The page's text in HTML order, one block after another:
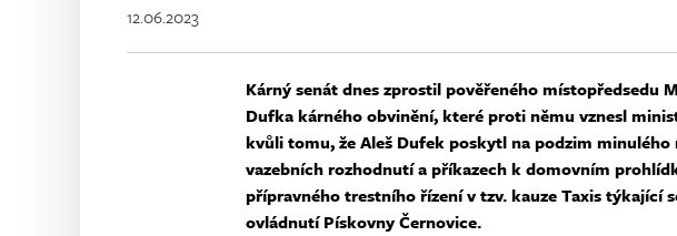
12.06.2023
Kárný senát dnes zprostil pověřeného místopředsedu
Dufka kárného obvinění, které proti němu vznesl
kvůli tomu, že Aleš Dufek poskytl na podzim
vazebních rozhodnutí a příkazech k domovním
přípravného trestního řízení v tzv. kauze Taxis týkající
ovládnutí Pískovny Černovice.